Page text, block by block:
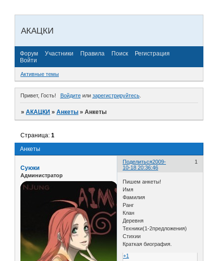
АКАЦКИ
Форум Участники Правила Поиск
Регистрация
Войти
Активные темы
Привет, Гость! Войдитеили зарегистрируйтесь.
»АКАЦКИ »Анкеты »Анкеты
Анкеты
Страница:1
Поделиться 1
2009-
10-18 20:36:46
Суюки
Администратор
Пишем анкеты!
Имя
Фамилия
Ранг
Клан
Деревня
Техники(1-2предложения)
Стихии
Краткая биография.
+1